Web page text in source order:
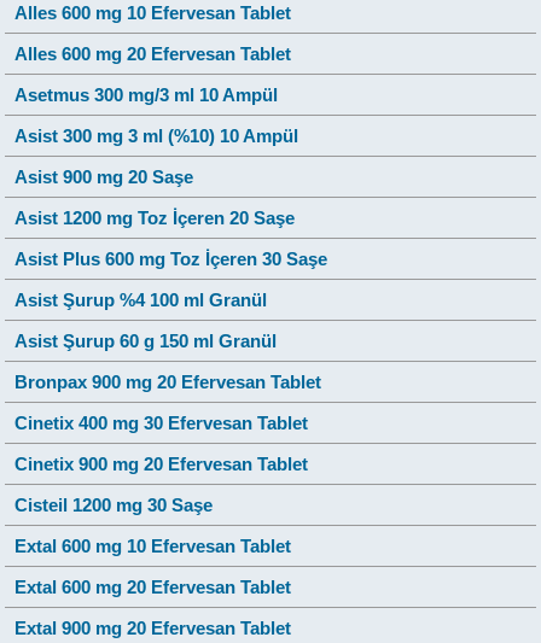
Alles 600 mg 10 Efervesan Tablet
Alles 600 mg 20 Efervesan Tablet
Asetmus 300 mg/3 ml 10 Ampül
Asist 300 mg 3 ml (%10) 10 Ampül
Asist 900 mg 20 Saşe
Asist 1200 mg Toz İçeren 20 Saşe
Asist Plus 600 mg Toz İçeren 30 Saşe
Asist Şurup %4 100 ml Granül
Asist Şurup 60 g 150 ml Granül
Bronpax 900 mg 20 Efervesan Tablet
Cinetix 400 mg 30 Efervesan Tablet
Cinetix 900 mg 20 Efervesan Tablet
Cisteil 1200 mg 30 Saşe
Extal 600 mg 10 Efervesan Tablet
Extal 600 mg 20 Efervesan Tablet
Extal 900 mg 20 Efervesan Tablet